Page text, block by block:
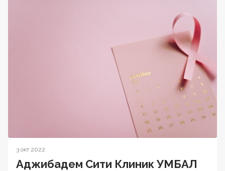
3 окт 2022
Аджибадем Сити Клиник УМБАЛ